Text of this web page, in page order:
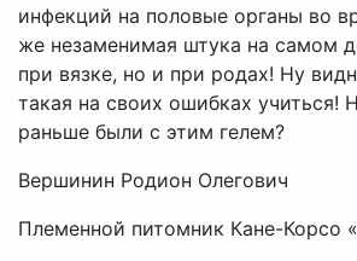
инфекций на половые органы во
же незаменимая штука на самом
при вязке, но и при родах! Ну
такая на своих ошибках учиться!
раньше были с этим гелем?
Вершинин Родион Олегович
Племенной питомник Кане-Корсо